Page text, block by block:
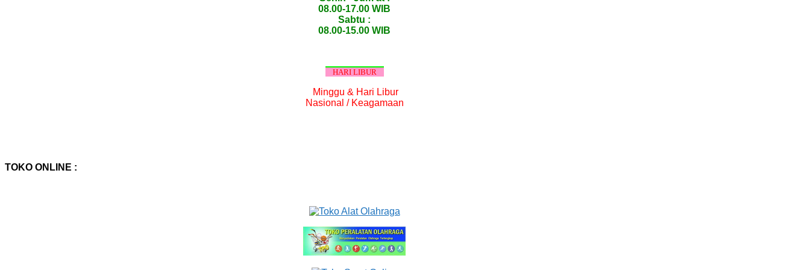
08.00-17.00 WIB
Sabtu :
08.00-15.00 WIB
HARI LIBUR
Minggu & Hari Libur
Nasional / Keagamaan
TOKO ONLINE :